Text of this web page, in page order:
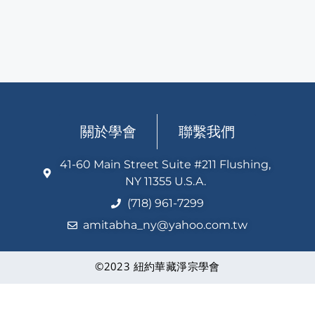
關於學會 聯繫我們
41-60 Main Street Suite #211 Flushing,
NY 11355 U.S.A.
(718) 961-7299
amitabha_ny@yahoo.com.tw
©2023 紐約華藏淨宗學會